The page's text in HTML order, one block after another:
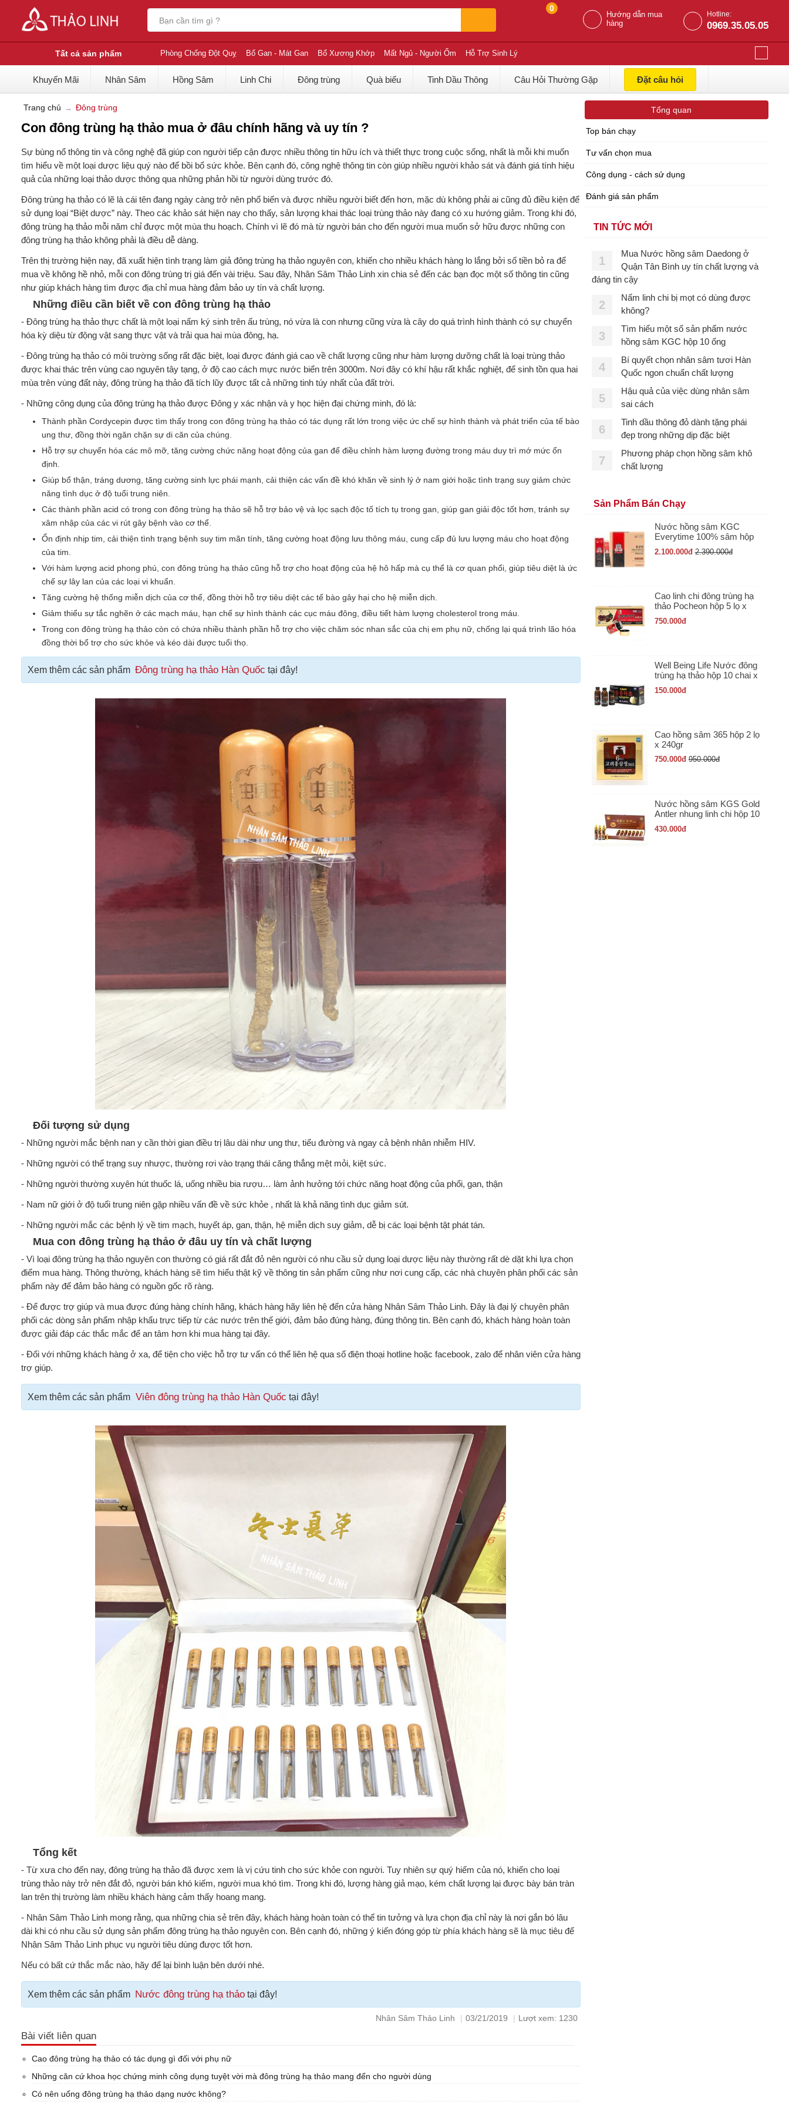
0
Hướng dẫn mua
hàng
Hotline:
0969.35.05.05
Tất cả sản phẩm Phòng Chống Đột Quỵ Bổ Gan - Mát Gan Bổ Xương Khớp Mất Ngủ - Người Ốm Hỗ Trợ Sinh Lý
Khuyến Mãi Nhân Sâm Hồng Sâm Linh Chi Đông trùng Quà biếu Tinh Dầu Thông Câu Hỏi Thường Gặp Đặt câu hỏi
Trang chủ Đông trùng
Con đông trùng hạ thảo mua ở đâu chính hãng và uy tín ?
Sự bùng nổ thông tin và công nghệ đã giúp con người tiếp cận được nhiều thông tin hữu ích và thiết thực trong cuộc sống, nhất là mỗi khi muốn
tìm hiểu về một loại dược liệu quý nào để bồi bổ sức khỏe. Bên cạnh đó, công nghệ thông tin còn giúp nhiều người khảo sát và đánh giá tính hiệu
quả của những loại thảo dược thông qua những phản hồi từ người dùng trước đó.
Đông trùng hạ thảo có lẽ là cái tên đang ngày càng trở nên phổ biến và được nhiều người biết đến hơn, mặc dù không phải ai cũng đủ điều kiện để
sử dụng loại “Biệt dược” này. Theo các khảo sát hiện nay cho thấy, sản lượng khai thác loại trùng thảo này đang có xu hướng giảm. Trong khi đó,
đông trùng hạ thảo mỗi năm chỉ được một mùa thu hoạch. Chính vì lẽ đó mà từ người bán cho đến người mua muốn sở hữu được những con
đông trùng hạ thảo không phải là điều dễ dàng.
Trên thị trường hiện nay, đã xuất hiện tình trạng làm giả đông trùng hạ thảo nguyên con, khiến cho nhiều khách hàng lo lắng bởi số tiền bỏ ra để
mua về không hề nhỏ, mỗi con đông trùng trị giá đến vài triệu. Sau đây, Nhân Sâm Thảo Linh xin chia sẻ đến các bạn đọc một số thông tin cũng
như giúp khách hàng tìm được địa chỉ mua hàng đảm bảo uy tín và chất lượng.
Những điều cần biết về con đông trùng hạ thảo
- Đông trùng hạ thảo thực chất là một loại nấm ký sinh trên ấu trùng, nó vừa là con nhưng cũng vừa là cây do quá trình hình thành có sự chuyển
hóa kỳ diệu từ động vật sang thực vật và trải qua hai mùa đông, hạ.
- Đông trùng hạ thảo có môi trường sống rất đặc biệt, loại được đánh giá cao về chất lượng cũng như hàm lượng dưỡng chất là loại trùng thảo
được khai thác trên vùng cao nguyên tây tạng, ở độ cao cách mực nước biển trên 3000m. Nơi đây có khí hậu rất khắc nghiệt, để sinh tồn qua hai
mùa trên vùng đất này, đông trùng hạ thảo đã tích lũy được tất cả những tinh túy nhất của đất trời.
- Những công dụng của đông trùng hạ thảo được Đông y xác nhận và y học hiện đại chứng minh, đó là:
Thành phần Cordycepin được tìm thấy trong con đông trùng hạ thảo có tác dụng rất lớn trong việc ức chế sự hình thành và phát triển của tế bào
ung thư, đồng thời ngăn chặn sự di căn của chúng.
Hỗ trợ sự chuyển hóa các mô mỡ, tăng cường chức năng hoạt động của gan để điều chỉnh hàm lượng đường trong máu duy trì mớ mức ổn
định.
Giúp bổ thận, tráng dương, tăng cường sinh lực phái mạnh, cải thiện các vấn đề khó khăn về sinh lý ở nam giới hoặc tình trạng suy giảm chức
năng tình dục ở độ tuổi trung niên.
Các thành phần acid có trong con đông trùng hạ thảo sẽ hỗ trợ bảo vệ và lọc sạch độc tố tích tụ trong gan, giúp gan giải độc tốt hơn, tránh sự
xâm nhập của các vi rút gây bệnh vào cơ thể.
Ổn định nhịp tim, cải thiện tình trạng bệnh suy tim mãn tính, tăng cường hoạt động lưu thông máu, cung cấp đủ lưu lượng máu cho hoạt động
của tim.
Với hàm lượng acid phong phú, con đông trùng hạ thảo cũng hỗ trợ cho hoạt động của hệ hô hấp mà cụ thể là cơ quan phổi, giúp tiêu diệt là ức
chế sự lây lan của các loại vi khuẩn.
Tăng cường hệ thống miễn dịch của cơ thể, đồng thời hỗ trợ tiêu diệt các tế bào gây hại cho hệ miễn dịch.
Giảm thiểu sự tắc nghẽn ở các mạch máu, hạn chế sự hình thành các cục máu đông, điều tiết hàm lượng cholesterol trong máu.
Trong con đông trùng hạ thảo còn có chứa nhiều thành phần hỗ trợ cho việc chăm sóc nhan sắc của chị em phụ nữ, chống lại quá trình lão hóa
đồng thời bổ trợ cho sức khỏe và kéo dài được tuổi thọ.
Xem thêm các sản phẩm Đông trùng hạ thảo Hàn Quốc tại đây!
Đối tượng sử dụng
- Những người mắc bệnh nan y cần thời gian điều trị lâu dài như ung thư, tiểu đường và ngay cả bệnh nhân nhiễm HIV.
- Những người có thể trạng suy nhược, thường rơi vào trạng thái căng thẳng mệt mỏi, kiệt sức.
- Những người thường xuyên hút thuốc lá, uống nhiều bia rượu… làm ảnh hưởng tới chức năng hoạt động của phổi, gan, thận
- Nam nữ giới ở độ tuổi trung niên gặp nhiều vấn đề về sức khỏe , nhất là khả năng tình dục giảm sút.
- Những người mắc các bệnh lý về tim mạch, huyết áp, gan, thận, hệ miễn dịch suy giảm, dễ bị các loại bệnh tật phát tán.
Mua con đông trùng hạ thảo ở đâu uy tín và chất lượng
- Vì loại đông trùng hạ thảo nguyên con thường có giá rất đắt đỏ nên người có nhu cầu sử dụng loại dược liệu này thường rất dè dặt khi lựa chọn
điểm mua hàng. Thông thường, khách hàng sẽ tìm hiểu thật kỹ về thông tin sản phẩm cũng như nơi cung cấp, các nhà chuyên phân phối các sản
phẩm này để đảm bảo hàng có nguồn gốc rõ ràng.
- Để được trợ giúp và mua được đúng hàng chính hãng, khách hàng hãy liên hệ đến cửa hàng Nhân Sâm Thảo Linh. Đây là đại lý chuyên phân
phối các dòng sản phẩm nhập khẩu trực tiếp từ các nước trên thế giới, đảm bảo đúng hàng, đúng thông tin. Bên cạnh đó, khách hàng hoàn toàn
được giải đáp các thắc mắc để an tâm hơn khi mua hàng tại đây.
- Đối với những khách hàng ở xa, để tiện cho việc hỗ trợ tư vấn có thể liên hệ qua số điện thoại hotline hoặc facebook, zalo để nhân viên cửa hàng
trợ giúp.
Xem thêm các sản phẩm Viên đông trùng hạ thảo Hàn Quốc tại đây!
Tổng kết
- Từ xưa cho đến nay, đông trùng hạ thảo đã được xem là vị cứu tinh cho sức khỏe con người. Tuy nhiên sự quý hiếm của nó, khiến cho loại
trùng thảo này trở nên đắt đỏ, người bán khó kiếm, người mua khó tìm. Trong khi đó, lượng hàng giả mạo, kém chất lượng lại được bày bán tràn
lan trên thị trường làm nhiều khách hàng cảm thấy hoang mang.
- Nhân Sâm Thảo Linh mong rằng, qua những chia sẻ trên đây, khách hàng hoàn toàn có thể tin tưởng và lựa chọn địa chỉ này là nơi gắn bó lâu
dài khi có nhu cầu sử dụng sản phẩm đông trùng hạ thảo nguyên con. Bên cạnh đó, những ý kiến đóng góp từ phía khách hàng sẽ là mục tiêu để
Nhân Sâm Thảo Linh phục vụ người tiêu dùng được tốt hơn.
Nếu có bất cứ thắc mắc nào, hãy để lại bình luận bên dưới nhé.
Xem thêm các sản phẩm Nước đông trùng hạ thảotại đây!
Nhân Sâm Thảo Linh | 03/21/2019 | Lượt xem: 1230
Bài viết liên quan
Cao đông trùng hạ thảo có tác dụng gì đối với phụ nữ
Những căn cứ khoa học chứng minh công dụng tuyệt vời mà đông trùng hạ thảo mang đến cho người dùng
Có nên uống đông trùng hạ thảo dạng nước không?
Tổng quan
Top bán chạy
Tư vấn chọn mua
Công dụng - cách sử dụng
Đánh giá sản phẩm
TIN TỨC MỚI
1
Mua Nước hồng sâm Daedong ở
Quận Tân Bình uy tín chất lượng và
đáng tin cậy
2
Nấm linh chi bị mọt có dùng được
không?
3
Tìm hiểu một số sản phẩm nước
hồng sâm KGC hộp 10 ống
4
Bí quyết chọn nhân sâm tươi Hàn
Quốc ngon chuẩn chất lượng
5
Hậu quả của việc dùng nhân sâm
sai cách
6
Tinh dầu thông đỏ dành tặng phái
đẹp trong những dịp đặc biệt
7
Phương pháp chọn hồng sâm khô
chất lượng
Sản Phẩm Bán Chạy
Nước hồng sâm KGC
Everytime 100% sâm hộp
30 gói x 10ml
2.100.000đ 2.390.000đ
Cao linh chi đông trùng hạ
thảo Pocheon hộp 5 lọ x
50gr
750.000đ
Well Being Life Nước đông
trùng hạ thảo hộp 10 chai x
100ml
150.000đ
Cao hồng sâm 365 hộp 2 lọ
x 240gr
750.000đ 950.000đ
Nước hồng sâm KGS Gold
Antler nhung linh chi hộp 10
ống x 20ml
430.000đ